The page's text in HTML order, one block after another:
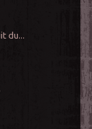
du...